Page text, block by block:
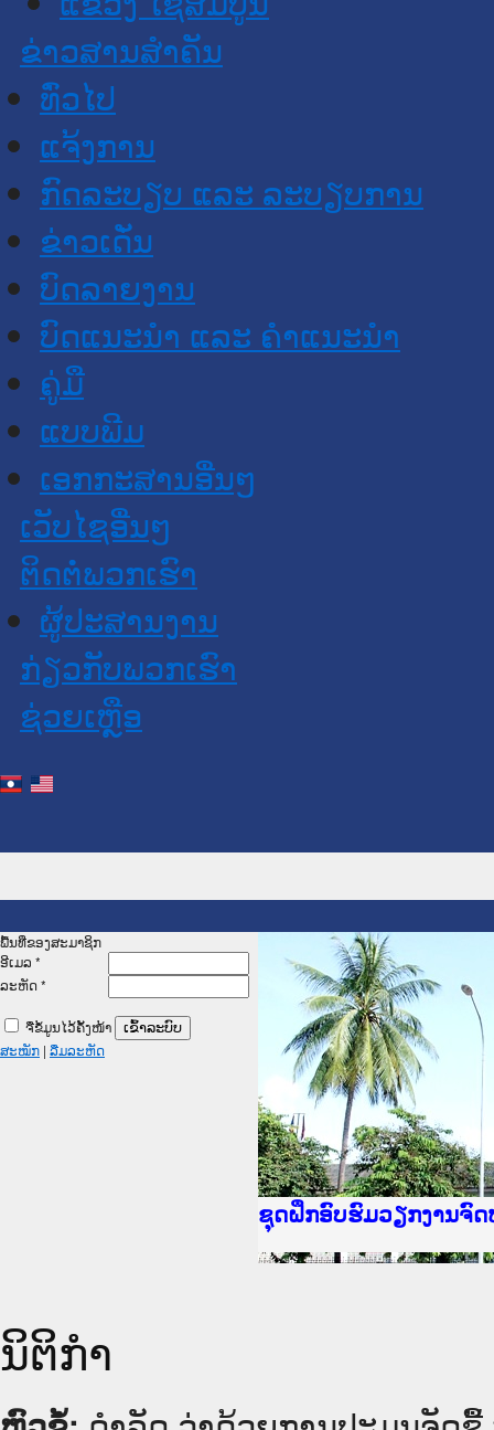
ຂ່າວສານສໍາຄັນ
​ທົ່ວ​ໄປ
ແຈ້ງການ
ກົດລະບຽບ ແລະ ລະບຽບການ
ຂ່າວເດັ່ນ
ບົດລາຍງານ
ບົດແນະນໍາ ແລະ ຄໍາແນະນໍາ
ຄູ່ມື
ແບບພີມ
ເອກກະສານອື່ນໆ
ເວັບໄຊອື່ນໆ
ຕິດຕໍ່ພວກເຮົາ
ຜູ້ປະສານງານ
ກ່ຽວກັບພວກເຮົາ
ຊ່ວຍເຫຼືອ
ພື້ນທີ່ຂອງສະມາຊິກ
ອີເມລ *
ລະຫັດ*
ຈື່ຂໍ້ມູນໄວ້ຄັ້ງໜ້າ
ສະໝັກ | ລືມລະຫັດ
Ministry of Justice
ເຜີຍແຜ່ວັບໄຊຈົດໝາຍເ
ກະຊວງຍຸຕິທຳ
ຊຸດຝຶກອົບຮົມວຽກງານຈົ
ກອງປະຊຸມທົບທວນຄືນກ
ຝຶກອົບຮົມ ຜູ່ປະສານງານ
ຝຶກອົບຮົມ ຜູ່ປະສານງານ
ເຜີຍແຜ່ແອັບກົດໝາຍລາ
ເຜີຍແຜ່ແອັບກົດໝາຍລາ
ຍົກລະດັບວຽກງານຈົດໝ
ຊຸດຝຶກອົບຮົມວຽກງານຈົ
ນິຕິກໍາ